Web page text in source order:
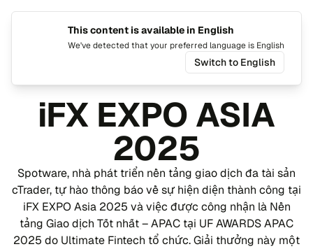
iFX EXPO ASIA
2025
Spotware, nhà phát triển nền tảng giao dịch đa tài sản
cTrader, tự hào thông báo về sự hiện diện thành công tại
iFX EXPO Asia 2025 và việc được công nhận là Nền
tảng Giao dịch Tốt nhất – APAC tại UF AWARDS APAC
2025 do Ultimate Fintech tổ chức. Giải thưởng này một
This content is available in English
We've detected that your preferred language is English
Switch to English